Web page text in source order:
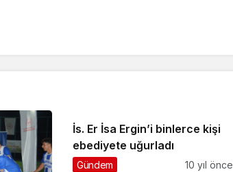
İs. Er İsa Ergin’i binlerce kişi
ebediyete uğurladı
Gündem 10 yıl önce